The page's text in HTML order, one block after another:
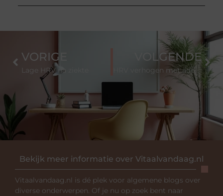
Bekijk meer informatie over Vitaalvandaag.nl
Vitaalvandaag.nl is dé plek voor algemene blogs over
diverse onderwerpen. Of je nu op zoek bent naar
VORIGE
Lage HRV na ziekte
VOLGENDE
HRV verhogen met ademhaling